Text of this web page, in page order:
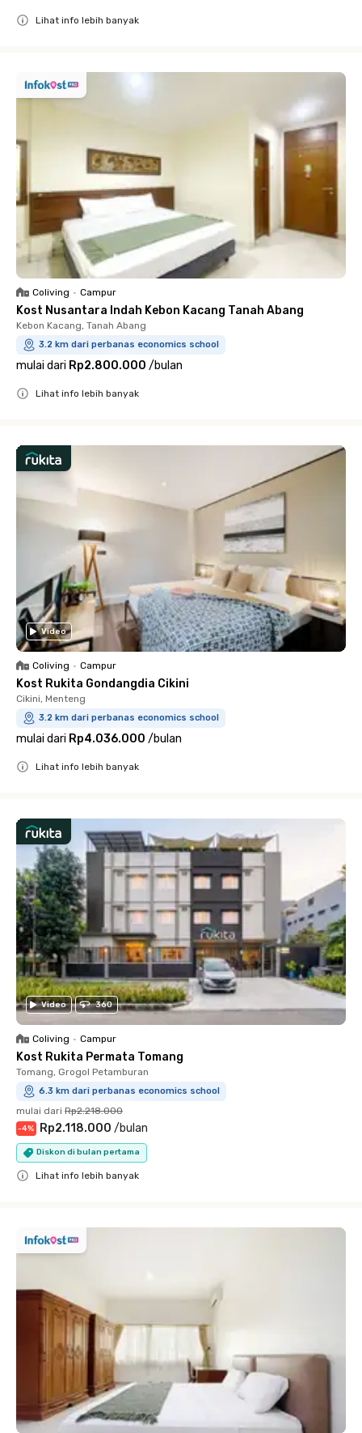
Lihat info lebih banyak
Coliving • Campur
Kost Nusantara Indah Kebon Kacang Tanah Abang
Kebon Kacang, Tanah Abang
3.2 km dari perbanas economics school
mulai dari Rp2.800.000 /bulan
Lihat info lebih banyak
Video
Coliving • Campur
Kost Rukita Gondangdia Cikini
Cikini, Menteng
3.2 km dari perbanas economics school
mulai dari Rp4.036.000 /bulan
Lihat info lebih banyak
Video 360
Coliving • Campur
Kost Rukita Permata Tomang
Tomang, Grogol Petamburan
6.3 km dari perbanas economics school
mulai dari Rp2.218.000
-4% Rp2.118.000 /bulan
Diskon di bulan pertama
Lihat info lebih banyak